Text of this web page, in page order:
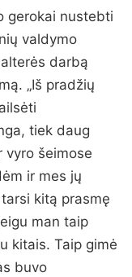
gerokai nustebti
valdymo
darbą
„Iš pradžių
tiek daug
vyro šeimose
ir mes jų
kitą prasmę
man taip
kitais. Taip gimė
buvo